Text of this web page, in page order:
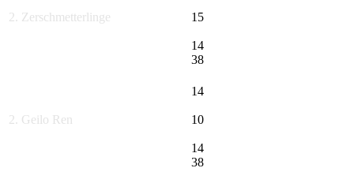
2. Zerschmetterlinge 15
14
38
2. Geilo Ren
14
10
14
38